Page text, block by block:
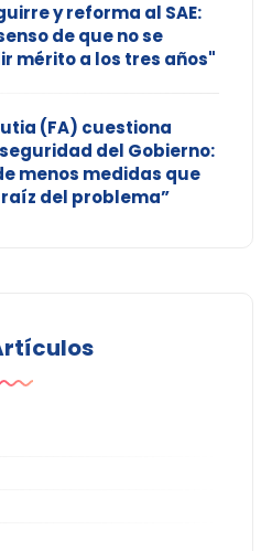
y reforma al SAE:
de que no se
mérito a los tres años"
(FA) cuestiona
del Gobierno:
menos medidas que
del problema”